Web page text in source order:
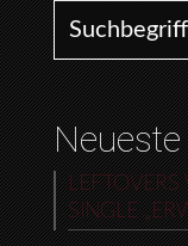
Search for:
SINGLE